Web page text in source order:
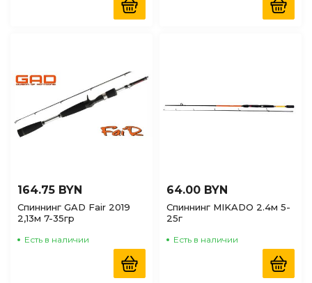
164.75 BYN
Спиннинг GAD Fair 2019
2,13м 7-35гр
Есть в наличии
64.00 BYN
Спиннинг MIKADO 2.4м 5-
25г
Есть в наличии